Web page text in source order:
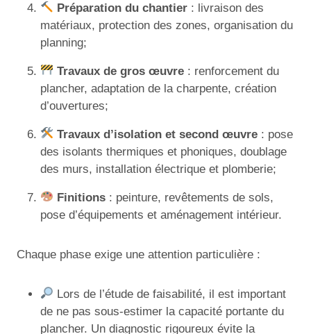
Préparation du chantier : livraison des
matériaux, protection des zones, organisation du
planning;
Travaux de gros œuvre : renforcement du
plancher, adaptation de la charpente, création
d’ouvertures;
Travaux d’isolation et second œuvre : pose
des isolants thermiques et phoniques, doublage
des murs, installation électrique et plomberie;
Finitions : peinture, revêtements de sols,
pose d’équipements et aménagement intérieur.
Chaque phase exige une attention particulière :
Lors de l’étude de faisabilité, il est important
de ne pas sous-estimer la capacité portante du
plancher. Un diagnostic rigoureux évite la